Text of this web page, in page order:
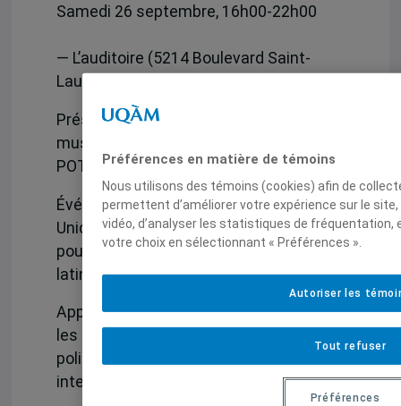
Samedi 26 septembre, 16h00-22h00
— L’auditoire (5214 Boulevard Saint-
Laurent)
Présentation de matériel vidéo,
musique, poésie, entrevues
POTLUCK (amener un plat à partager)
Événements organisés par Mexicanxs
Unidxs por la regularizacion, Comité
pour les droits humains en Amérique
latine
Appuyés par le Groupe de recherche sur
les espaces publics et innovations
politiques et l’Institut d’études
internationales de Montréal
Préférences en matière de témoins
Nous utilisons des témoins (cookies) afin de
permettent d’améliorer votre expérience sur le
vidéo, d’analyser les statistiques de fréquentation,
votre choix en sélectionnant « Préférences ».
Tout refuser
Autoriser les
Préférences